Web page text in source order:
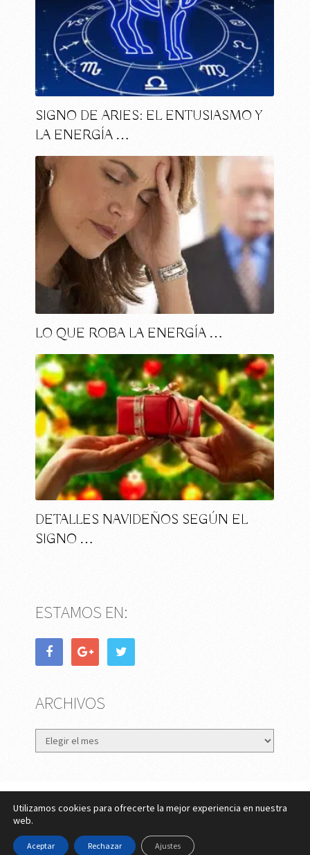
SIGNO DE ARIES: EL ENTUSIASMO Y
LA ENERGÍA …
LO QUE ROBA LA ENERGÍA …
DETALLES NAVIDEÑOS SEGÚN EL
SIGNO …
ESTAMOS EN:
ARCHIVOS
Archivos
eMujer.com
Copyright © 2026.
Contactar ||Datos Legales y Privacidad
Utilizamos cookies para ofrecerte la mejor experiencia en nuestra
web.
Aceptar Rechazar Ajustes